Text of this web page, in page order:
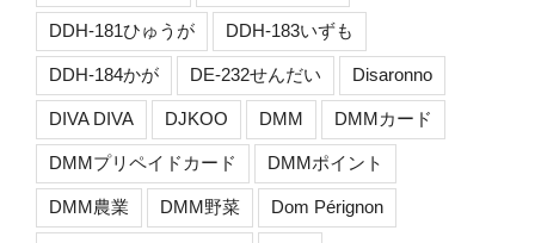
DDH-181ひゅうが DDH-183いずも
DDH-184かが DE-232せんだい Disaronno
DIVA DIVA DJKOO DMM DMMカード
DMMプリペイドカード DMMポイント
DMM農業 DMM野菜 Dom Pérignon